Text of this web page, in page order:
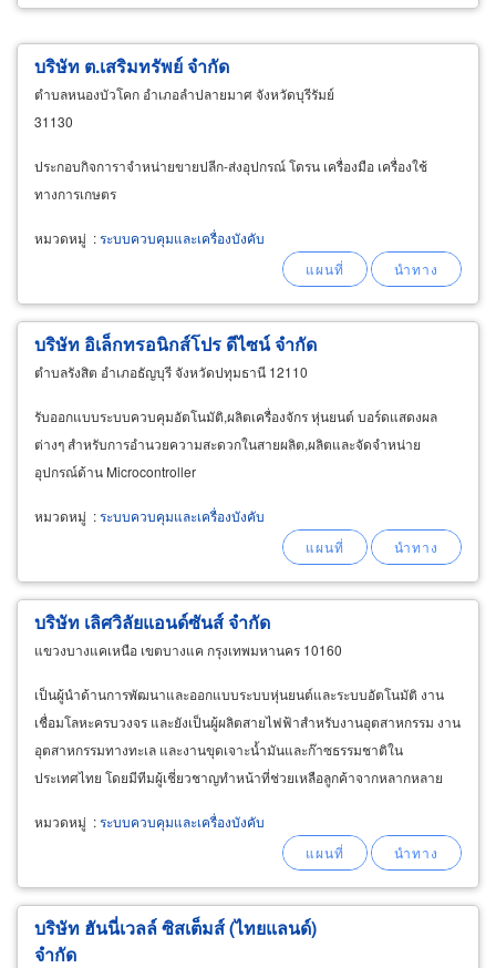
บริษัท ต.เสริมทรัพย์ จำกัด
ตำบลหนองบัวโคก อำเภอลำปลายมาศ จังหวัดบุรีรัมย์
31130
ประกอบกิจการาจำหน่ายขายปลีก-ส่งอุปกรณ์ โดรน เครื่องมือ เครื่องใช้
ทางการเกษตร
หมวดหมู่ :ระบบควบคุมและเครื่องบังคับ
บริษัท อิเล็กทรอนิกส์โปร ดีไซน์ จำกัด
ตำบลรังสิต อำเภอธัญบุรี จังหวัดปทุมธานี 12110
รับออกแบบระบบควบคุมอัตโนมัติ,ผลิตเครื่องจักร หุ่นยนต์ บอร์ดแสดงผล
ต่างๆ สำหรับการอำนวยความสะดวกในสายผลิต,ผลิตและจัดจำหน่าย
อุปกรณ์ด้าน Microcontroller
หมวดหมู่ :ระบบควบคุมและเครื่องบังคับ
บริษัท เลิศวิลัยแอนด์ซันส์ จำกัด
แขวงบางแคเหนือ เขตบางแค กรุงเทพมหานคร 10160
เป็นผู้นำด้านการพัฒนาและออกแบบระบบหุ่นยนต์และระบบอัตโนมัติ งาน
เชื่อมโลหะครบวงจร และยังเป็นผู้ผลิตสายไฟฟ้าสำหรับงานอุตสาหกรรม งาน
อุตสาหกรรมทางทะเล และงานขุดเจาะน้ำมันและก๊าซธรรมชาติใน
ประเทศไทย โดยมีทีมผู้เชี่ยวชาญทำหน้าที่ช่วยเหลือลูกค้าจากหลากหลาย
หมวดหมู่ :ระบบควบคุมและเครื่องบังคับ
บริษัท ฮันนี่เวลล์ ซิสเต็มส์ (ไทยแลนด์)
จำกัด